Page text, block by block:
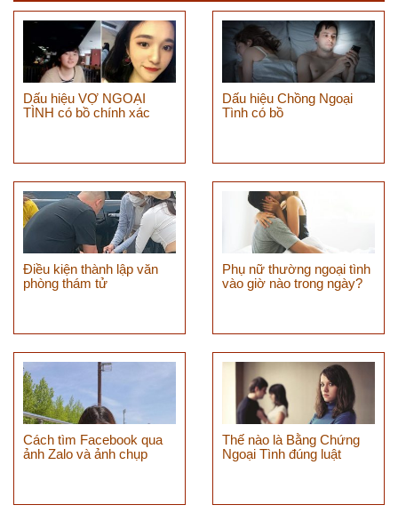
Dấu hiệu VỢ NGOẠI
TÌNH có bồ chính xác
Dấu hiệu Chồng Ngoại
Tình có bồ
Điều kiện thành lập văn
phòng thám tử
Phụ nữ thường ngoại tình
vào giờ nào trong ngày?
Cách tìm Facebook qua
ảnh Zalo và ảnh chụp
Thế nào là Bằng Chứng
Ngoại Tình đúng luật